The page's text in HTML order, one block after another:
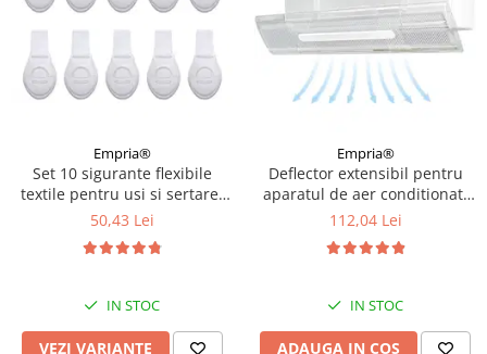
Empria®
Set 10 sigurante flexibile
textile pentru usi si sertare,
Empria, 20 cm, Diverse culori
50,43 Lei
IN STOC
VEZI VARIANTE
Empria®
Deflector extensibil pentru
aparatul de aer conditionat,
Empria, Transparent
112,04 Lei
IN STOC
ADAUGA IN COS